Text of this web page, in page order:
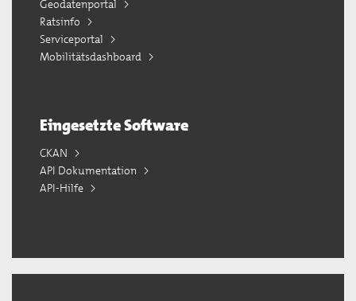
Geodatenportal
Ratsinfo
Serviceportal
Mobilitätsdashboard
Eingesetzte Software
CKAN
API Dokumentation
API-Hilfe